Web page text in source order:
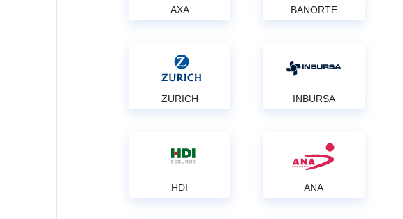
AXA BANORTE
ZURICH INBURSA
HDI ANA